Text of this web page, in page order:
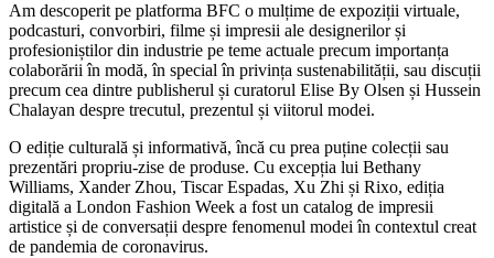
Am descoperit pe platforma BFC o mulțime de expoziții virtuale,
podcasturi, convorbiri, filme și impresii ale designerilor și
profesioniștilor din industrie pe teme actuale precum importanța
colaborării în modă, în special în privința sustenabilității, sau discuții
precum cea dintre publisherul și curatorul Elise By Olsen și Hussein
Chalayan despre trecutul, prezentul și viitorul modei.
O ediție culturală și informativă, încă cu prea puține colecții sau
prezentări propriu-zise de produse. Cu excepția lui Bethany
Williams, Xander Zhou, Tiscar Espadas, Xu Zhi și Rixo, ediția
digitală a London Fashion Week a fost un catalog de impresii
artistice și de conversații despre fenomenul modei în contextul creat
de pandemia de coronavirus.